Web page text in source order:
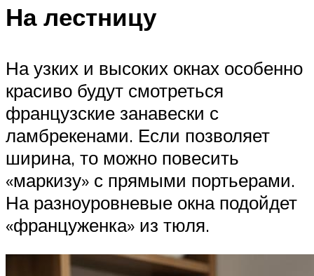
На лестницу
На узких и высоких окнах особенно
красиво будут смотреться
французские занавески с
ламбрекенами. Если позволяет
ширина, то можно повесить
«маркизу» с прямыми портьерами.
На разноуровневые окна подойдет
«француженка» из тюля.